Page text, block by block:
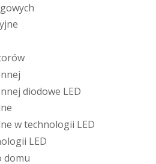
gowych
yjne
orów
nnej
nnej diodowe LED
ne
ne wtechnologii LED
ologii LED
domu